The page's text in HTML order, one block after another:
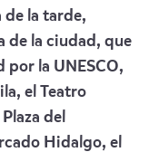
la tarde,
de la ciudad, que
por la UNESCO,
el Teatro
del
Hidalgo, el